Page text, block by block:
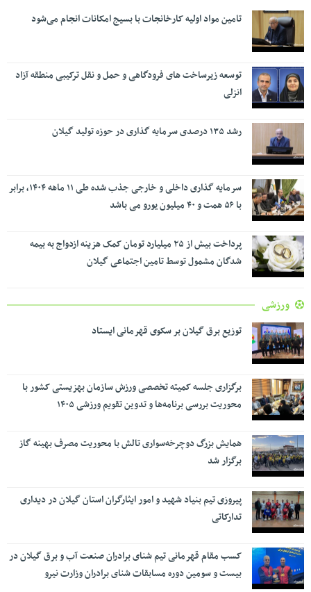
تامین مواد اولیه کارخانجات با بسیج امکانات انجام می‌شود
توسعه زیرساخت های فرودگاهی و حمل و نقل ترکیبی منطقه آزاد
انزلی
رشد ۱۳۵ درصدی سرمایه گذاری در حوزه تولید گیلان
سرمایه گذاری داخلی و خارجی جذب شده طی ۱۱ ماهه ۱۴۰۴، برابر
با ۵۶ همت و ۴۰ میلیون یورو می باشد
پرداخت بیش از ۲۵ میلیارد تومان کمک هزینه ازدواج به بیمه
شدگان مشمول توسط تامین اجتماعی گیلان
ورزشی
توزیع برق گیلان بر سکوی قهرمانی ایستاد
برگزاری جلسه کمیته تخصصی ورزش سازمان بهزیستی کشور با
محوریت بررسی برنامه‌ها و تدوین تقویم ورزشی ۱۴۰۵
همایش بزرگ دوچرخه‌سواری تالش با محوریت مصرف بهینه گاز
برگزار شد
پیروزی تیم بنیاد شهید و امور ایثارگران استان گیلان در دیداری
تدارکاتی
کسب مقام قهرمانی تیم شنای برادران صنعت آب و برق گیلان در
بیست و سومین دوره مسابقات شنای برادران وزارت نیرو